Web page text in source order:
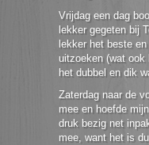
Vrijdag een dag
lekker gegeten bij
lekker het beste
uitzoeken (wat
het dubbel en dik
Zaterdag naar de
mee en hoefde
druk bezig net
mee, want het is